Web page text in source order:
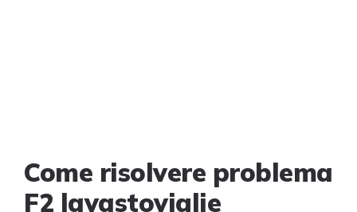
Come risolvere problema
F2 lavastoviglie